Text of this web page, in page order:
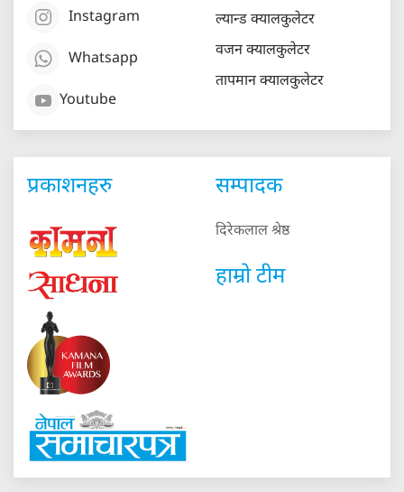
Instagram
Whatsapp
Youtube
ल्यान्ड क्यालकुलेटर
वजन क्यालकुलेटर
तापमान क्यालकुलेटर
प्रकाशनहरु सम्पादक
दिरेकलाल श्रेष्ठ
हाम्रो टीम